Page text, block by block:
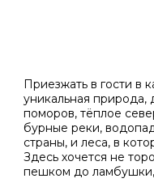
Приезжать в гости в
уникальная природа,
поморов, тёплое
бурные реки,
страны, и леса, в
Здесь хочется не
пешком до ламбушки,